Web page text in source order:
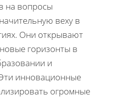
на вопросы
веху в
Они открывают
горизонты в
и
инновационные
огромные